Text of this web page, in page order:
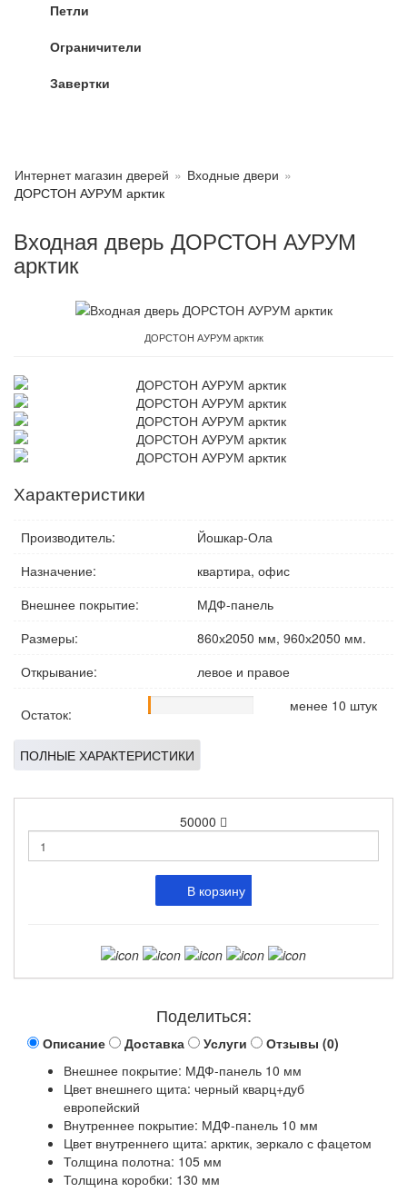
Петли
Ограничители
Завертки
Интернет магазин дверей » Входные двери »
ДОРСТОН АУРУМ арктик
Входная дверь ДОРСТОН АУРУМ
арктик
ДОРСТОН АУРУМ арктик
Характеристики
Производитель:
Йошкар-Ола
Назначение:
квартира, офис
Внешнее покрытие:
МДФ-панель
Размеры:
860х2050 мм, 960х2050 мм.
Открывание:
левое и правое
Остаток: менее 10 штук
ПОЛНЫЕ ХАРАКТЕРИСТИКИ
50000
В корзину
Поделиться:
Описание Доставка Услуги
Отзывы (0)
Внешнее покрытие: МДФ-панель 10 мм
Цвет внешнего щита: черный кварц+дуб
европейский
Внутреннее покрытие: МДФ-панель 10 мм
Цвет внутреннего щита: арктик, зеркало с фацетом
Толщина полотна: 105 мм
Толщина коробки: 130 мм